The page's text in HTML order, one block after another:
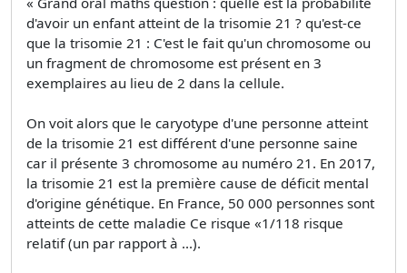
d'avoir un enfant atteint de la trisomie 21 ? qu'est-ce
que la trisomie 21 : C'est le fait qu'un chromosome ou
un fragment de chromosome est présent en 3
exemplaires au lieu de 2 dans la cellule.
On voit alors que le caryotype d'une personne atteint
de la trisomie 21 est différent d'une personne saine
car il présente 3 chromosome au numéro 21. En 2017,
la trisomie 21 est la première cause de déficit mental
d'origine génétique. En France, 50 000 personnes sont
atteints de cette maladie Ce risque «1/118 risque
relatif (un par rapport à ...).